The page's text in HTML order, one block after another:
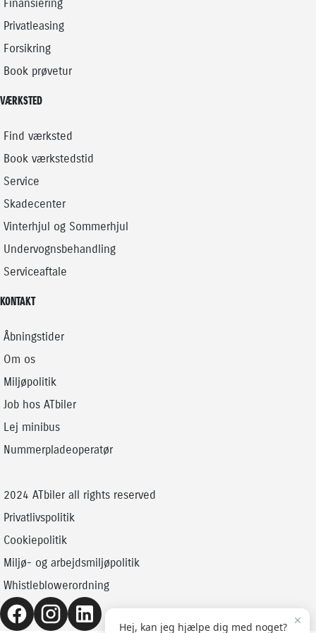
Finansiering
Privatleasing
Forsikring
Book prøvetur
VÆRKSTED
Find værksted
Book værkstedstid
Service
Skadecenter
Vinterhjul og Sommerhjul
Undervognsbehandling
Serviceaftale
KONTAKT
Åbningstider
Om os
Miljøpolitik
Job hos ATbiler
Lej minibus
Nummerpladeoperatør
2024 ATbiler all rights reserved
Privatlivspolitik
Cookiepolitik
Miljø- og arbejdsmiljøpolitik
Whistleblowerordning